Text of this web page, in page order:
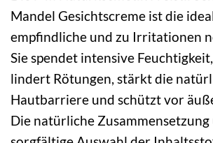
Mandel Gesichtscreme ist die
empfindliche und zu Irritationen
Sie spendet intensive
lindert Rötungen, stärkt die
Hautbarriere und schützt vor
Die natürliche Zusammensetzung